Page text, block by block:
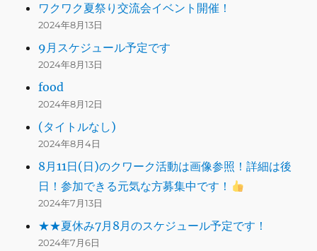
ワクワク夏祭り交流会イベント開催！
2024年8月13日
9月スケジュール予定です
2024年8月13日
food
2024年8月12日
(タイトルなし)
2024年8月4日
8月11日(日)のクワーク活動は画像参照！詳細は後
日！参加できる元気な方募集中です！
2024年7月13日
★★夏休み7月8月のスケジュール予定です！
2024年7月6日